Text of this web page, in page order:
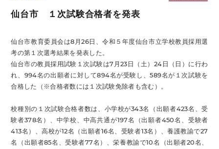
仙台市 １次試験合格者を発表
仙台市教育委員会は8月26日、令和５年度仙台市立学校教員採用選
考の第１次選考結果を発表した。
仙台市の教員採用試験１次試験は7月23日（土）24日（日）に行わ
れ、994名の出願者に対して894名が受験し、589名が１次試験を
合格した（※合格者数には１次試験免除者も含む）。
校種別の１次試験合格者数は、小学校が343名（出願者423名、受
験者378名）、中学校、中高共通が197名（出願者450名、受験者
413名）、高校が12名（出願者16名、受験者13名）、養護教諭で27
名（出願者85名、受験者77名）、栄養教諭で10名（出願者20名、